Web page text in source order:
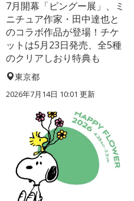
7月開幕「ピングー展」、ミ
ニチュア作家・田中達也と
のコラボ作品が登場！チケ
ットは5月23日発売、全5種
のクリアしおり特典も
東京都
2026年7月14日 10:01 更新